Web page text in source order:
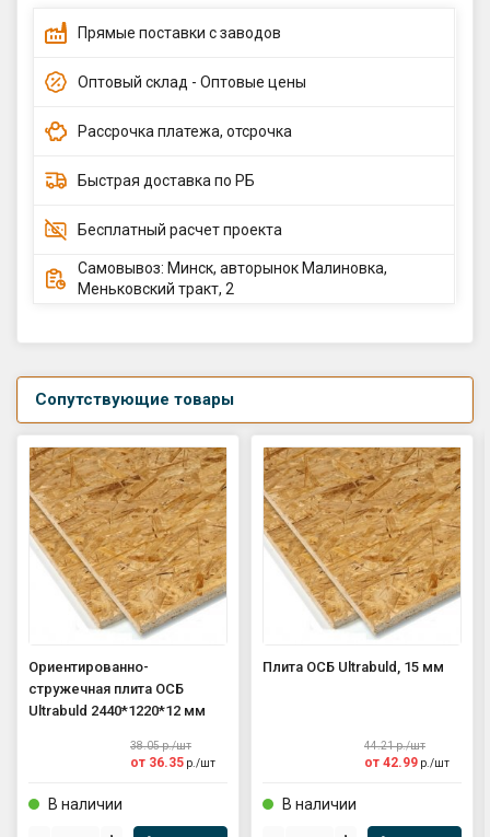
Прямые поставки с заводов
Оптовый склад - Оптовые цены
Рассрочка платежа, отсрочка
Быстрая доставка по РБ
Бесплатный расчет проекта
Самовывоз: Минск, авторынок Малиновка,
Меньковский тракт, 2
Сопутствующие товары
Ориентированно-
стружечная плита ОСБ
Ultrabuld 2440*1220*12 мм
38.05р./шт
от 36.35 р./шт
В наличии
Плита ОСБ Ultrabuld, 15 мм
44.21р./шт
от 42.99 р./шт
В наличии